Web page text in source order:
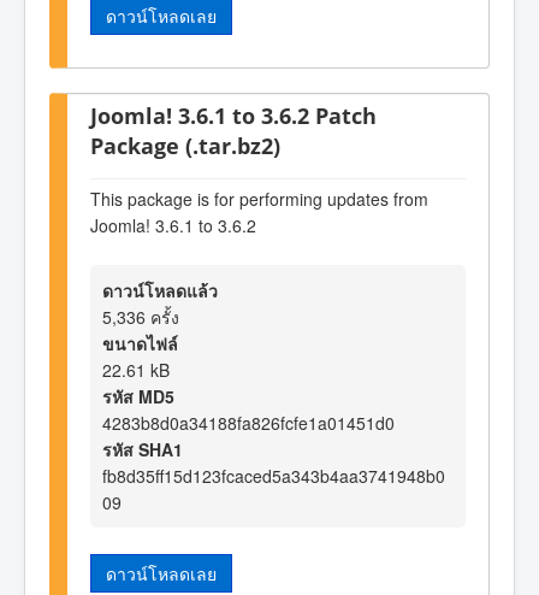
ดาวน์โหลดเลย
Joomla! 3.6.1 to 3.6.2 Patch
Package (.tar.bz2)
This package is for performing updates from
Joomla! 3.6.1 to 3.6.2
ดาวน์โหลดแล้ว
5,336 ครั้ง
ขนาดไฟล์
22.61 kB
รหัส MD5
4283b8d0a34188fa826fcfe1a01451d0
รหัส SHA1
fb8d35ff15d123fcaced5a343b4aa3741948b0
09
ดาวน์โหลดเลย